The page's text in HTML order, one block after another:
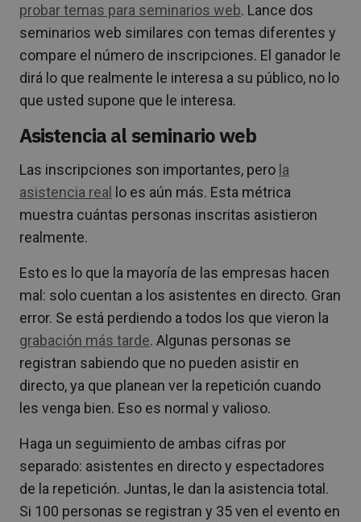
probar temas para seminarios web. Lance dos
seminarios web similares con temas diferentes y
compare el número de inscripciones. El ganador le
dirá lo que realmente le interesa a su público, no lo
que usted supone que le interesa.
Asistencia al seminario web
Las inscripciones son importantes, pero la
asistencia real
lo es aún más. Esta métrica
muestra cuántas personas inscritas asistieron
realmente.
Esto es lo que la mayoría de las empresas hacen
mal: solo cuentan a los asistentes en directo. Gran
error. Se está perdiendo a todos los que vieron la
grabación más tarde. Algunas personas se
registran sabiendo que no pueden asistir en
directo, ya que planean ver la repetición cuando
les venga bien. Eso es normal y valioso.
Haga un seguimiento de ambas cifras por
separado: asistentes en directo y espectadores
de la repetición. Juntas, le dan la asistencia total.
Si 100 personas se registran y 35 ven el evento en